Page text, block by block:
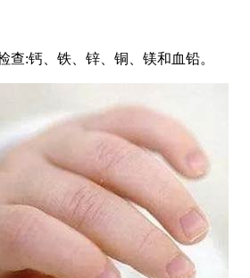
:钙、铁、锌、铜、镁和血铅。